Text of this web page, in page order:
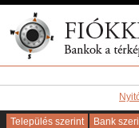
Település szerint Bank